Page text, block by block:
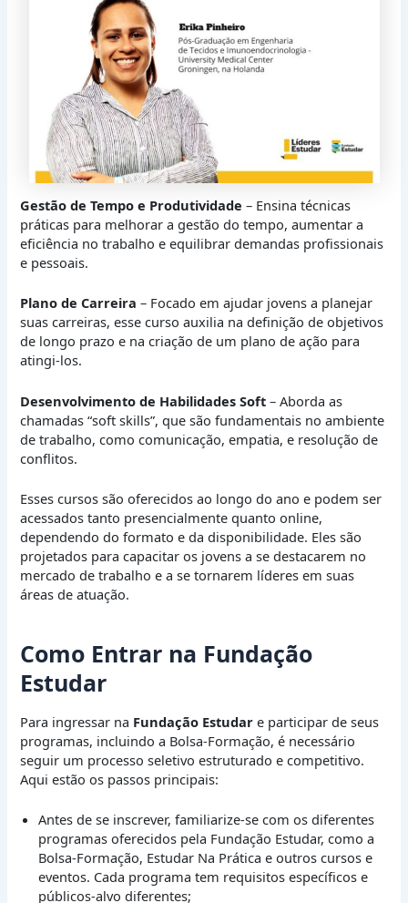
Gestão de Tempo e Produtividade – Ensina técnicas
práticas para melhorar a gestão do tempo, aumentar a
eficiência no trabalho e equilibrar demandas profissionais
e pessoais.
Plano de Carreira – Focado em ajudar jovens a planejar
suas carreiras, esse curso auxilia na definição de objetivos
de longo prazo e na criação de um plano de ação para
atingi-los.
Desenvolvimento de Habilidades Soft – Aborda as
chamadas “soft skills”, que são fundamentais no ambiente
de trabalho, como comunicação, empatia, e resolução de
conflitos.
Esses cursos são oferecidos ao longo do ano e podem ser
acessados tanto presencialmente quanto online,
dependendo do formato e da disponibilidade. Eles são
projetados para capacitar os jovens a se destacarem no
mercado de trabalho e a se tornarem líderes em suas
áreas de atuação.
Como Entrar na Fundação
Estudar
Para ingressar na Fundação Estudar e participar de seus
programas, incluindo a Bolsa-Formação, é necessário
seguir um processo seletivo estruturado e competitivo.
Aqui estão os passos principais:
Antes de se inscrever, familiarize-se com os diferentes
programas oferecidos pela Fundação Estudar, como a
Bolsa-Formação, Estudar Na Prática e outros cursos e
eventos. Cada programa tem requisitos específicos e
públicos-alvo diferentes;